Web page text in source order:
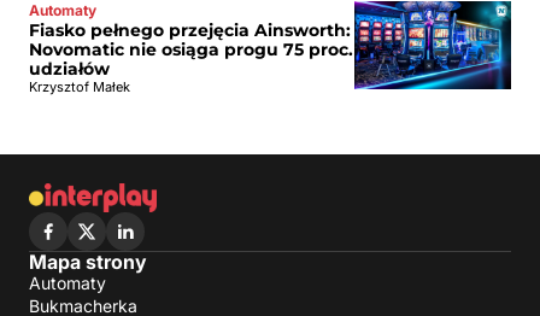
Automaty
Fiasko pełnego przejęcia Ainsworth:
Novomatic nie osiąga progu 75 proc.
udziałów
Krzysztof Małek
Mapa strony
Automaty
Bukmacherka